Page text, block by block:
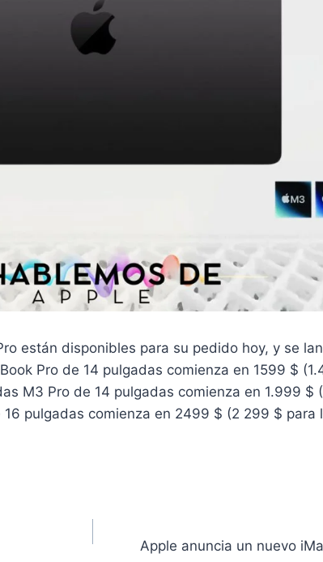
están disponibles para su pedido hoy, y se
Pro de 14 pulgadas comienza en 1599 $
M3 Pro de 14 pulgadas comienza en 1.999 $
pulgadas comienza en 2499 $ (2 299 $ para
Apple anuncia un nuevo